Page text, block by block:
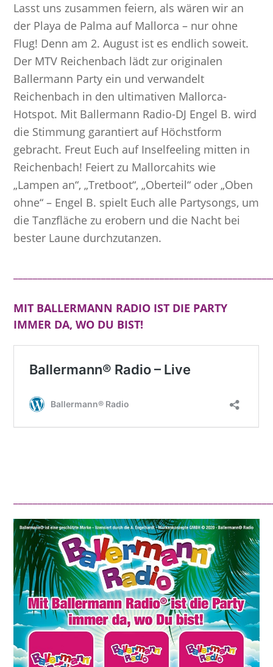
Lasst uns zusammen feiern, als wären wir an
der Playa de Palma auf Mallorca – nur ohne
Flug! Denn am 2. August ist es endlich soweit.
Der MTV Reichenbach lädt zur originalen
Ballermann Party ein und verwandelt
Reichenbach in den ultimativen Mallorca-
Hotspot. Mit Ballermann Radio-DJ Engel B. wird
die Stimmung garantiert auf Höchstform
gebracht. Freut Euch auf Inselfeeling mitten in
Reichenbach! Feiert zu Mallorcahits wie
„Lampen an“, „Tretboot“, „Oberteil“ oder „Oben
ohne“ – Engel B. spielt Euch alle Partysongs, um
die Tanzfläche zu erobern und die Nacht bei
bester Laune durchzutanzen.
MIT BALLERMANN RADIO IST DIE PARTY
IMMER DA, WO DU BIST!